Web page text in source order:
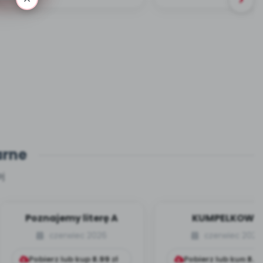
Poznajemy literę A
Pobierz lub kup8.99zł
KUMPELKOWO
Pobierz lub kup